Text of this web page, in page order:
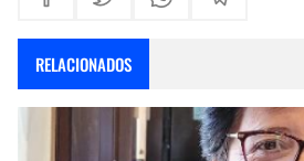
RELACIONADOS